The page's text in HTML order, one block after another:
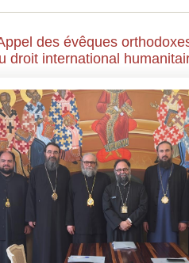
des évêques
droit international